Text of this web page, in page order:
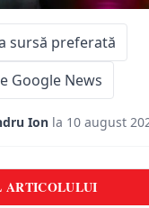
sursă preferată
Google News
Ion la 10 august
ARTICOLULUI